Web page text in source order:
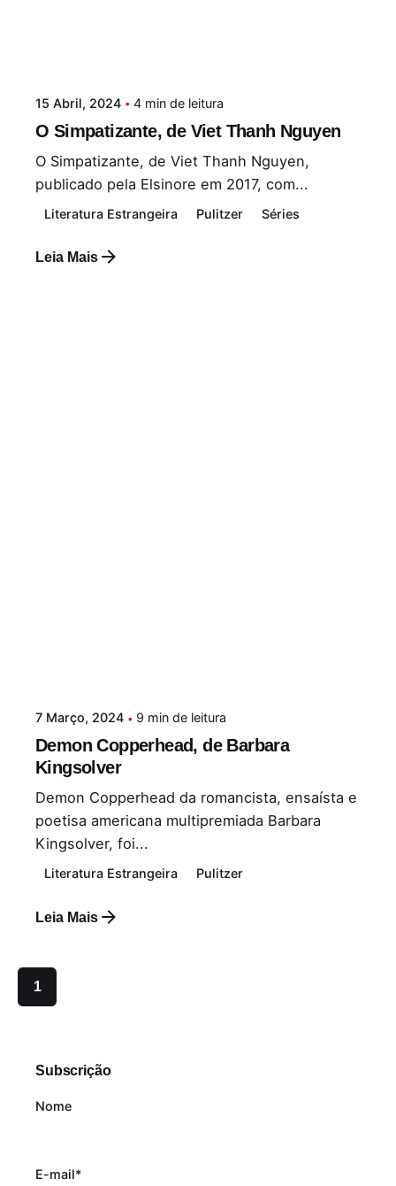
15 Abril, 2024 4 min de leitura
O Simpatizante, de Viet Thanh Nguyen
O Simpatizante, de Viet Thanh Nguyen,
publicado pela Elsinore em 2017, com...
Literatura Estrangeira Pulitzer Séries
Leia Mais
7 Março, 2024 9 min de leitura
Demon Copperhead, de Barbara
Kingsolver
Demon Copperhead da romancista, ensaísta e
poetisa americana multipremiada Barbara
Kingsolver, foi...
Literatura Estrangeira Pulitzer
Leia Mais
1
Subscrição
Nome
E-mail*